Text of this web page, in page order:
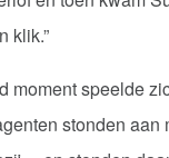
klik.”
moment speelde
stonden aan